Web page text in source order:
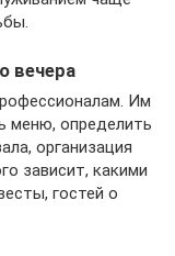
вечера
Им
меню, определить
организация
зависит, какими
гостей о